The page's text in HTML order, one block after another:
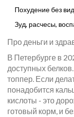
Похудение без
Зуд, расчесы,
Про деньги и
В Петербурге в
доступных
топпер. Если
понадобится
кислоты - это
готовый корм, и